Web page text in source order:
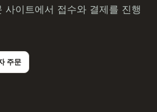
사이트에서 접수와 결제를 진행
주문